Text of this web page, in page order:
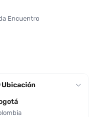
Encuentro
Ubicación